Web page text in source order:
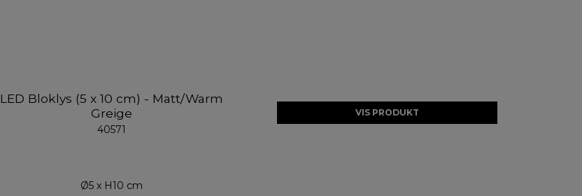
LED Bloklys (5 x 10 cm) - Matt/Warm
Greige
40571
Ø5 x H10 cm
VIS PRODUKT